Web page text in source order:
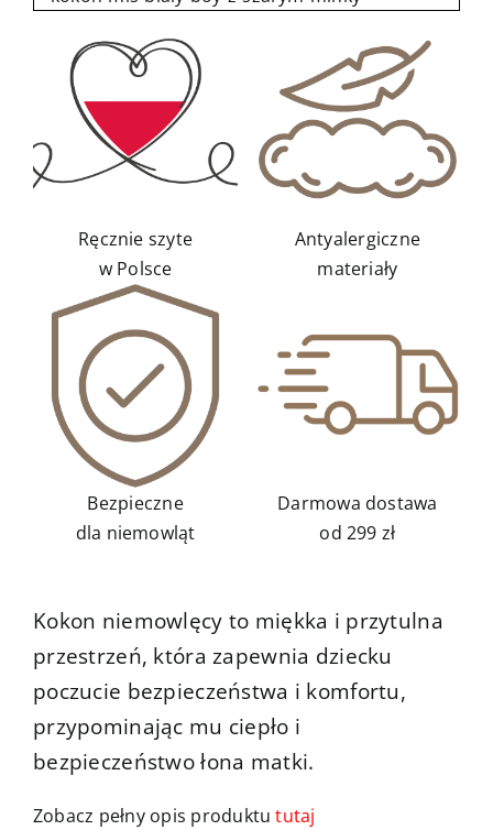
Kontakt
Ręcznie szyte
w Polsce
Antyalergiczne
materiały
Bezpieczne
dla niemowląt
Darmowa dostawa
od 299 zł
Kokon niemowlęcy to miękka i przytulna
przestrzeń, która zapewnia dziecku
poczucie bezpieczeństwa i komfortu,
przypominając mu ciepło i
bezpieczeństwo łona matki.
Zobacz pełny opis produktututaj